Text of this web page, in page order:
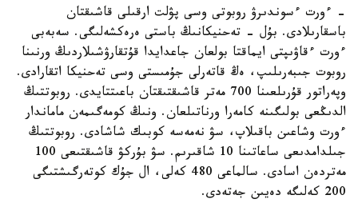
- ءورت ءسوندىرۋ روبوتى وسى پۋلت ارقىلى قاشىقتان
باسقارىلادى. بۇل - تەحنيكانىڭ باستى ەرەكشەلىگى. سەبەبى
ءورت ءقاۋىپتى ايماقتا بولعان جاعدايدا قۇتقارۋشىلاردىڭ ورنىنا
روبوت جىبەرىلىپ، ەڭ قاتەرلى جۇمىستى وسى تەحنيكا اتقارادى.
وپەراتور قۇرىلعىنا 700 مەتر قاشىقتىقتان باعىتتايدى. روبوتتىڭ
الدىڭعى بولىگىنە كامەرا ورناتىلعان. ونىڭ كومەگىمەن ماماندار
ءورت وشاعىن باقىلاپ، سۋ نەمەسە كوبىك شاشادى. روبوتتىڭ
جىلدامدىعى ساعاتىنا 10 شاقىرىم. سۋ بۇركۋ قاشىقتىعى 100
مەتردەن اسادى. سالماعى 480 كەلى، ال جۇك كوتەرگىشتىگى
200 كەلىگە دەيىن جەتەدى.